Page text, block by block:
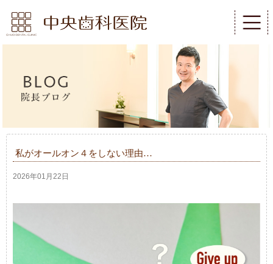
私がオールオン４をしない理由…
2026年01月22日